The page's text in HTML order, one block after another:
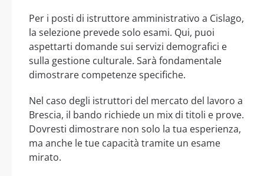
Per i posti di istruttore amministrativo a Cislago,
la selezione prevede solo esami. Qui, puoi
aspettarti domande sui servizi demografici e
sulla gestione culturale. Sarà fondamentale
dimostrare competenze specifiche.
Nel caso degli istruttori del mercato del lavoro a
Brescia, il bando richiede un mix di titoli e prove.
Dovresti dimostrare non solo la tua esperienza,
ma anche le tue capacità tramite un esame
mirato.